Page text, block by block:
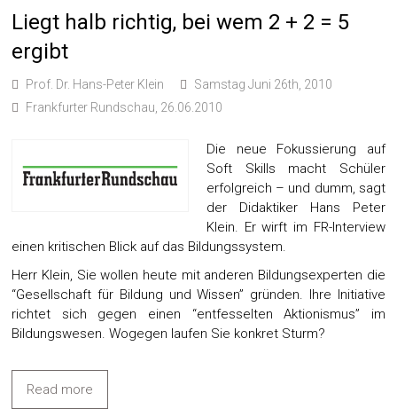
Liegt halb richtig, bei wem 2 + 2 = 5
ergibt
Prof. Dr. Hans-Peter Klein
Samstag Juni 26th, 2010
Frankfurter Rundschau, 26.06.2010
Die neue Fokussierung auf
Soft Skills macht Schüler
erfolgreich – und dumm, sagt
der Didaktiker Hans Peter
Klein. Er wirft im FR-Interview
einen kritischen Blick auf das Bildungssystem.
Herr Klein, Sie wollen heute mit anderen Bildungsexperten die
“Gesellschaft für Bildung und Wissen” gründen. Ihre Initiative
richtet sich gegen einen “entfesselten Aktionismus” im
Bildungswesen. Wogegen laufen Sie konkret Sturm?
Read more